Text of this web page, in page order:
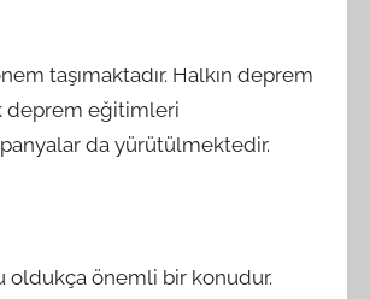
taşımaktadır. Halkın deprem
deprem eğitimleri
da yürütülmektedir.
oldukça önemli bir konudur.